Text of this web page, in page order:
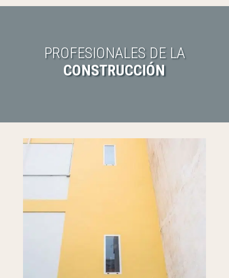
PROFESIONALES DE LA
CONSTRUCCIÓN